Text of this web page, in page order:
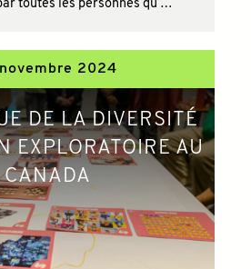
toutes les personnes qu …
2024
DE LA DIVERSITÉ
EXPLORATOIRE AU
CANADA